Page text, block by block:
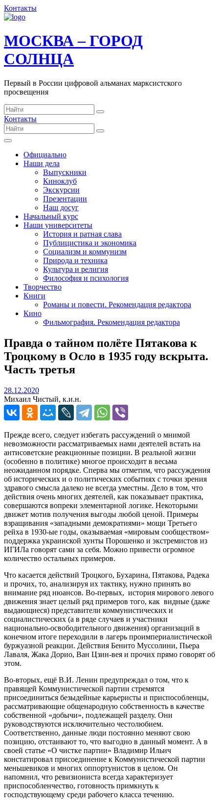
Контакты
МОСКВА – ГОРОД
СОЛНЦА
Первый в России цифровой альманах марксистского
просвещения
Контакты
Официально
Наши дела
Выпускники
Киноклуб
Экскурсии
Презентации
Наш досуг
Начальный курс
Наши университеты
История и ратная слава
Публицистика и экономика
Социализм и коммунизм
Природа и техника
Культура и религия
Философия и психология
Творчество
Книги
Романы и повести. Рекомендация редактора
Кино
Фильмография. Рекомендация редактора
Правда о тайном полёте Пятакова к
Троцкому в Осло в 1935 году вскрыта.
Часть третья
28.12.202028.12.2020
Михаил Чистый, к.и.н.
Прежде всего, следует избегать рассуждений о мнимой
невозможности рассматриваемых нами деятелей встать на
антисоветские реакционные позиции. В реальной жизни
(особенно в политике) многое происходит в весьма
неожиданном порядке. Сперва мы отметим, что рассуждения
об исторических и о политических событиях с точки зрения
здравого смысла далеко не всегда уместны. Дело в том, что
действия очень многих деятелей, как показывает практика,
совершаются вопреки элементарной логике. Некоторыми
движет мотив получения выгоды любой ценой. Примеры
взращивания «западными демократиями» мощи Третьего
рейха в 1930-ые годы, оказываемая «мировым сообществом»
поддержка украинской хунты Порошенко и экстремистов из
ИГИЛа говорят сами за себя. Можно привести огромное
количество остальных примеров.
Что касается действий Троцкого, Бухарина, Пятакова, Радека
и прочих, то, анализируя их тактику, нужно принять во
внимание ряд нюансов. Во-первых, история мирового левого
движения знает целый ряд примеров того, как видные (даже
выдающиеся) представители коммунистических и
социалистических (а в ряде случаев и участники
национально-освободительного движения) организаций в
конечном итоге переходили в лагерь проимпериалистической
буржуазной реакции. Действия Бенито Муссолини, Пьера
Лаваля, Жака Дорио, Ван Цзин-вея и прочих прямо говорят об
этом.
Во-вторых, ещё В.И. Ленин предупреждал о том, что к
правящей Коммунистической партии стремятся
присоединиться безыдейные карьеристы и приспособленцы,
рассматривающие общенародную собственность в качестве
собственной «добычи», подлежащей разделу. Они
руководствуются исключительно честолюбием.
Соответственно, данные люди постоянно меняют свою
позицию, отстаивают то, что выгодно в данный момент. А в
своей статье «О чистке партии» Владимир Ильич
констатировал присоединение к Коммунистической партии
меньшевиков и многих оппортунистов в целом. Он
напомнил, что ревизиониста всегда характеризует
приспособленчество, готовность примкнуть к
господствующему среди рабочего класса течению.